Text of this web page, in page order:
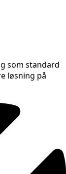
som standard
løsning på